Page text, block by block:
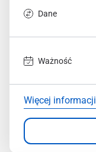
Dane
Ważność
Więcej informacji